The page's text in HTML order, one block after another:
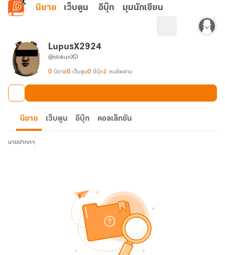
ข้ามไปยังเนื้อหาหลัก
นิยาย เว็บตูน อีบุ๊ก มุมนักเขียน
LupusX2924
@olokunXD
0 นิยาย0 เว็บตูน0 อีบุ๊ก1 คนติดตาม
นิยาย เว็บตูน อีบุ๊ก คอลเล็กชัน
นามปากกา